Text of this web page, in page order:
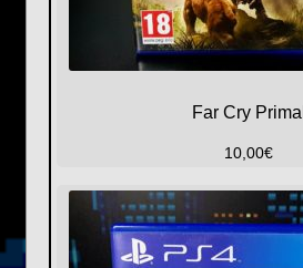
Far Cry Primal
10,00€